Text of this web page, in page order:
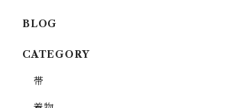
BLOG
CATEGORY
帯